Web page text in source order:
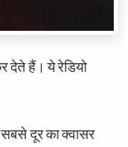
देते हैं। ये रेडियो
दूर का क्वासर